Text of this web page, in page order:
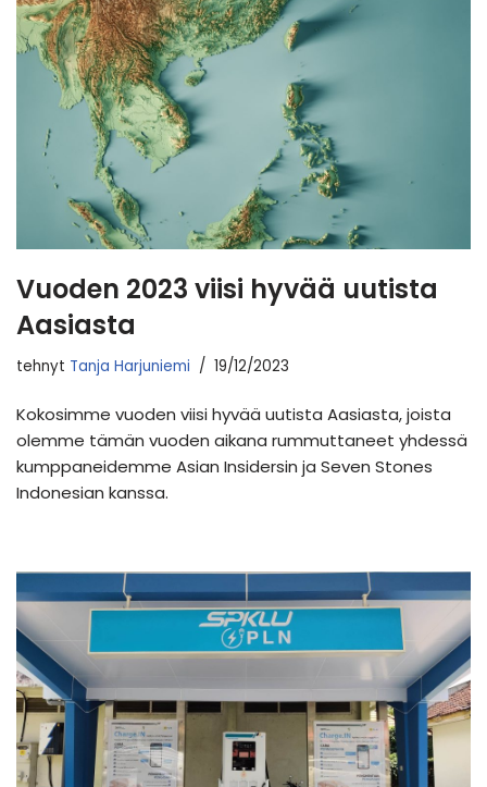
Vuoden 2023 viisi hyvää uutista
Aasiasta
tehnyt Tanja Harjuniemi 19/12/2023
Kokosimme vuoden viisi hyvää uutista Aasiasta, joista
olemme tämän vuoden aikana rummuttaneet yhdessä
kumppaneidemme Asian Insidersin ja Seven Stones
Indonesian kanssa.